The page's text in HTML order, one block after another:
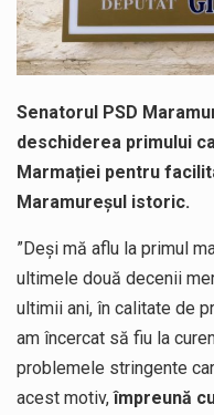
Senatorul PSD
deschiderea primului
Marmației pentru
Maramureșul istoric.
”Deși mă aflu la primul
ultimele două decenii
ultimii ani, în calitate de
am încercat să fiu la
problemele stringente
acest motiv,împreună